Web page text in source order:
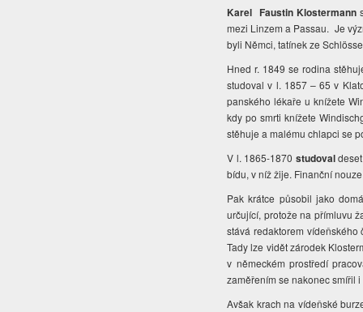
Karel Faustin Klostermann
mezi Linzem a Passau. Je
byli Němci, tatínek ze
Hned r. 1849 se rodina
studoval v l. 1857 – 65 v
panského lékaře u knížete
kdy po smrti knížete
stěhuje a malému chlapci se
V l. 1865-1870 studovaldeset
bídu, v níž žije. Finanční
Pak krátce působil jako
určující, protože na přímluvu
stává redaktorem
Tady lze vidět zárodek
v německém prostředí
zaměřením se nakonec smířil
Avšak krach na vídeňské